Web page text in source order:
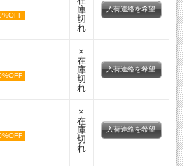
庫
切
れ
入荷連絡を希望
×
在
庫
切
れ
入荷連絡を希望
×
在
庫
切
れ
入荷連絡を希望